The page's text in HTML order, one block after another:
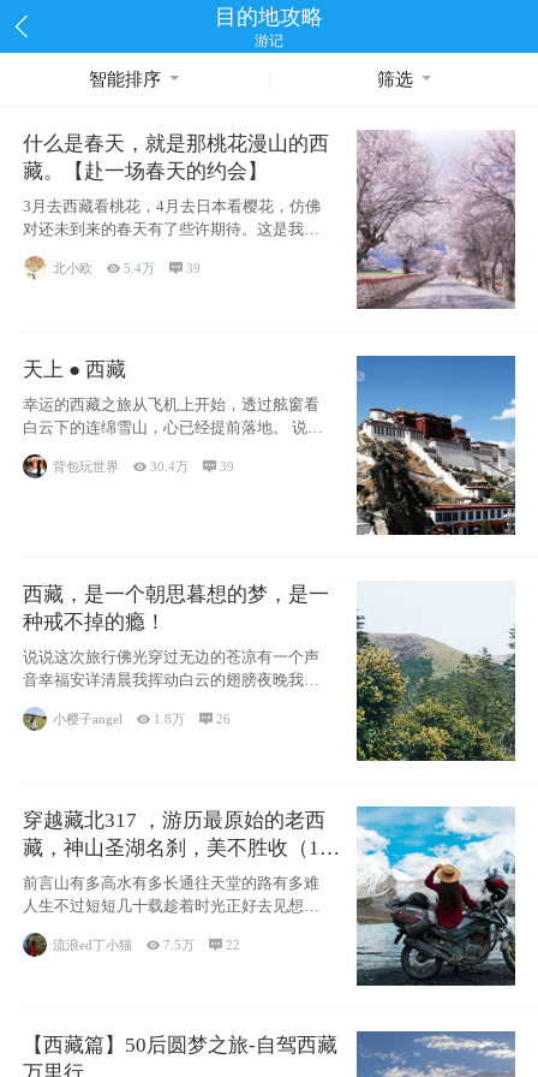
目的地攻略
游记
智能排序 筛选
什么是春天，就是那桃花漫山的西
藏。【赴一场春天的约会】
3月去西藏看桃花，4月去日本看樱花，仿佛
对还未到来的春天有了些许期待。这是我去
西藏前在备忘录里写下的话
北小欧  5.4万  39
天上 ● 西藏
幸运的西藏之旅从飞机上开始，透过舷窗看
白云下的连绵雪山，心已经提前落地。 说此
背包玩世界  30.4万  39
西藏，是一个朝思暮想的梦，是一
种戒不掉的瘾！
说说这次旅行佛光穿过无边的苍凉有一个声
音幸福安详清晨我挥动白云的翅膀夜晚我匍
匐在你的
小樱子angel  1.8万 26
穿越藏北317 ，游历最原始的老西
藏，神山圣湖名刹，美不胜收（11
天详细自驾攻略）
前言山有多高水有多长通往天堂的路有多难
人生不过短短几十载趁着时光正好去见想见
流浪ed丁小猫 7.5万 22
【西藏篇】50后圆梦之旅-自驾西藏